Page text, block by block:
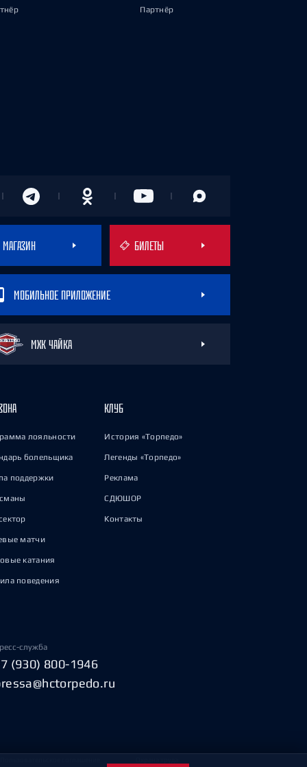
Партнёр
МАГАЗИН БИЛЕТЫ
МОБИЛЬНОЕ ПРИЛОЖЕНИЕ
МХК ЧАЙКА
лояльности
болельщика
поддержки
матчи
катания
поведения
КЛУБ
История «Торпедо»
Легенды «Торпедо»
Реклама
СДЮШОР
Контакты
служба
(930) 800-1946